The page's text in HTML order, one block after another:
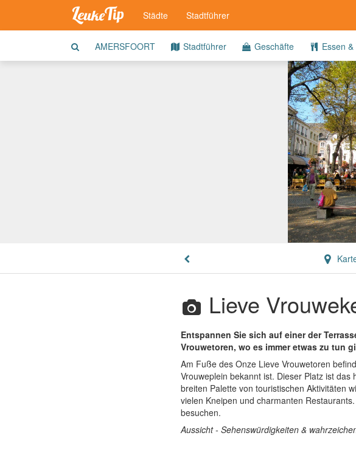
Städte Stadtführer
AMERSFOORT Stadtführer Geschäfte Essen
Lieve
Entspannen Sie sich auf einer der
Vrouwetoren, wo es immer etwas zu tun
Am Fuße des Onze Lieve Vrouwetoren
Vrouweplein bekannt ist. Dieser Platz ist
breiten Palette von touristischen Aktivitäten
vielen Kneipen und charmanten
besuchen.
Aussicht - Sehenswürdigkeiten &